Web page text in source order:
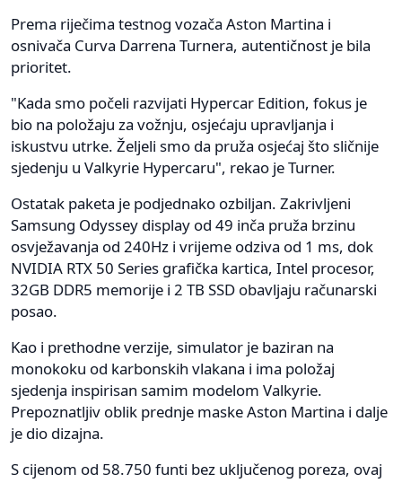
Prema riječima testnog vozača Aston Martina i
osnivača Curva Darrena Turnera, autentičnost je bila
prioritet.
"Kada smo počeli razvijati Hypercar Edition, fokus je
bio na položaju za vožnju, osjećaju upravljanja i
iskustvu utrke. Željeli smo da pruža osjećaj što sličnije
sjedenju u Valkyrie Hypercaru", rekao je Turner.
Ostatak paketa je podjednako ozbiljan. Zakrivljeni
Samsung Odyssey display od 49 inča pruža brzinu
osvježavanja od 240Hz i vrijeme odziva od 1 ms, dok
NVIDIA RTX 50 Series grafička kartica, Intel procesor,
32GB DDR5 memorije i 2 TB SSD obavljaju računarski
posao.
Kao i prethodne verzije, simulator je baziran na
monokoku od karbonskih vlakana i ima položaj
sjedenja inspirisan samim modelom Valkyrie.
Prepoznatljiv oblik prednje maske Aston Martina i dalje
je dio dizajna.
S cijenom od 58.750 funti bez uključenog poreza, ovaj